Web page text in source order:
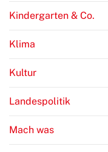
Kindergarten & Co.
Klima
Kultur
Landespolitik
Mach was